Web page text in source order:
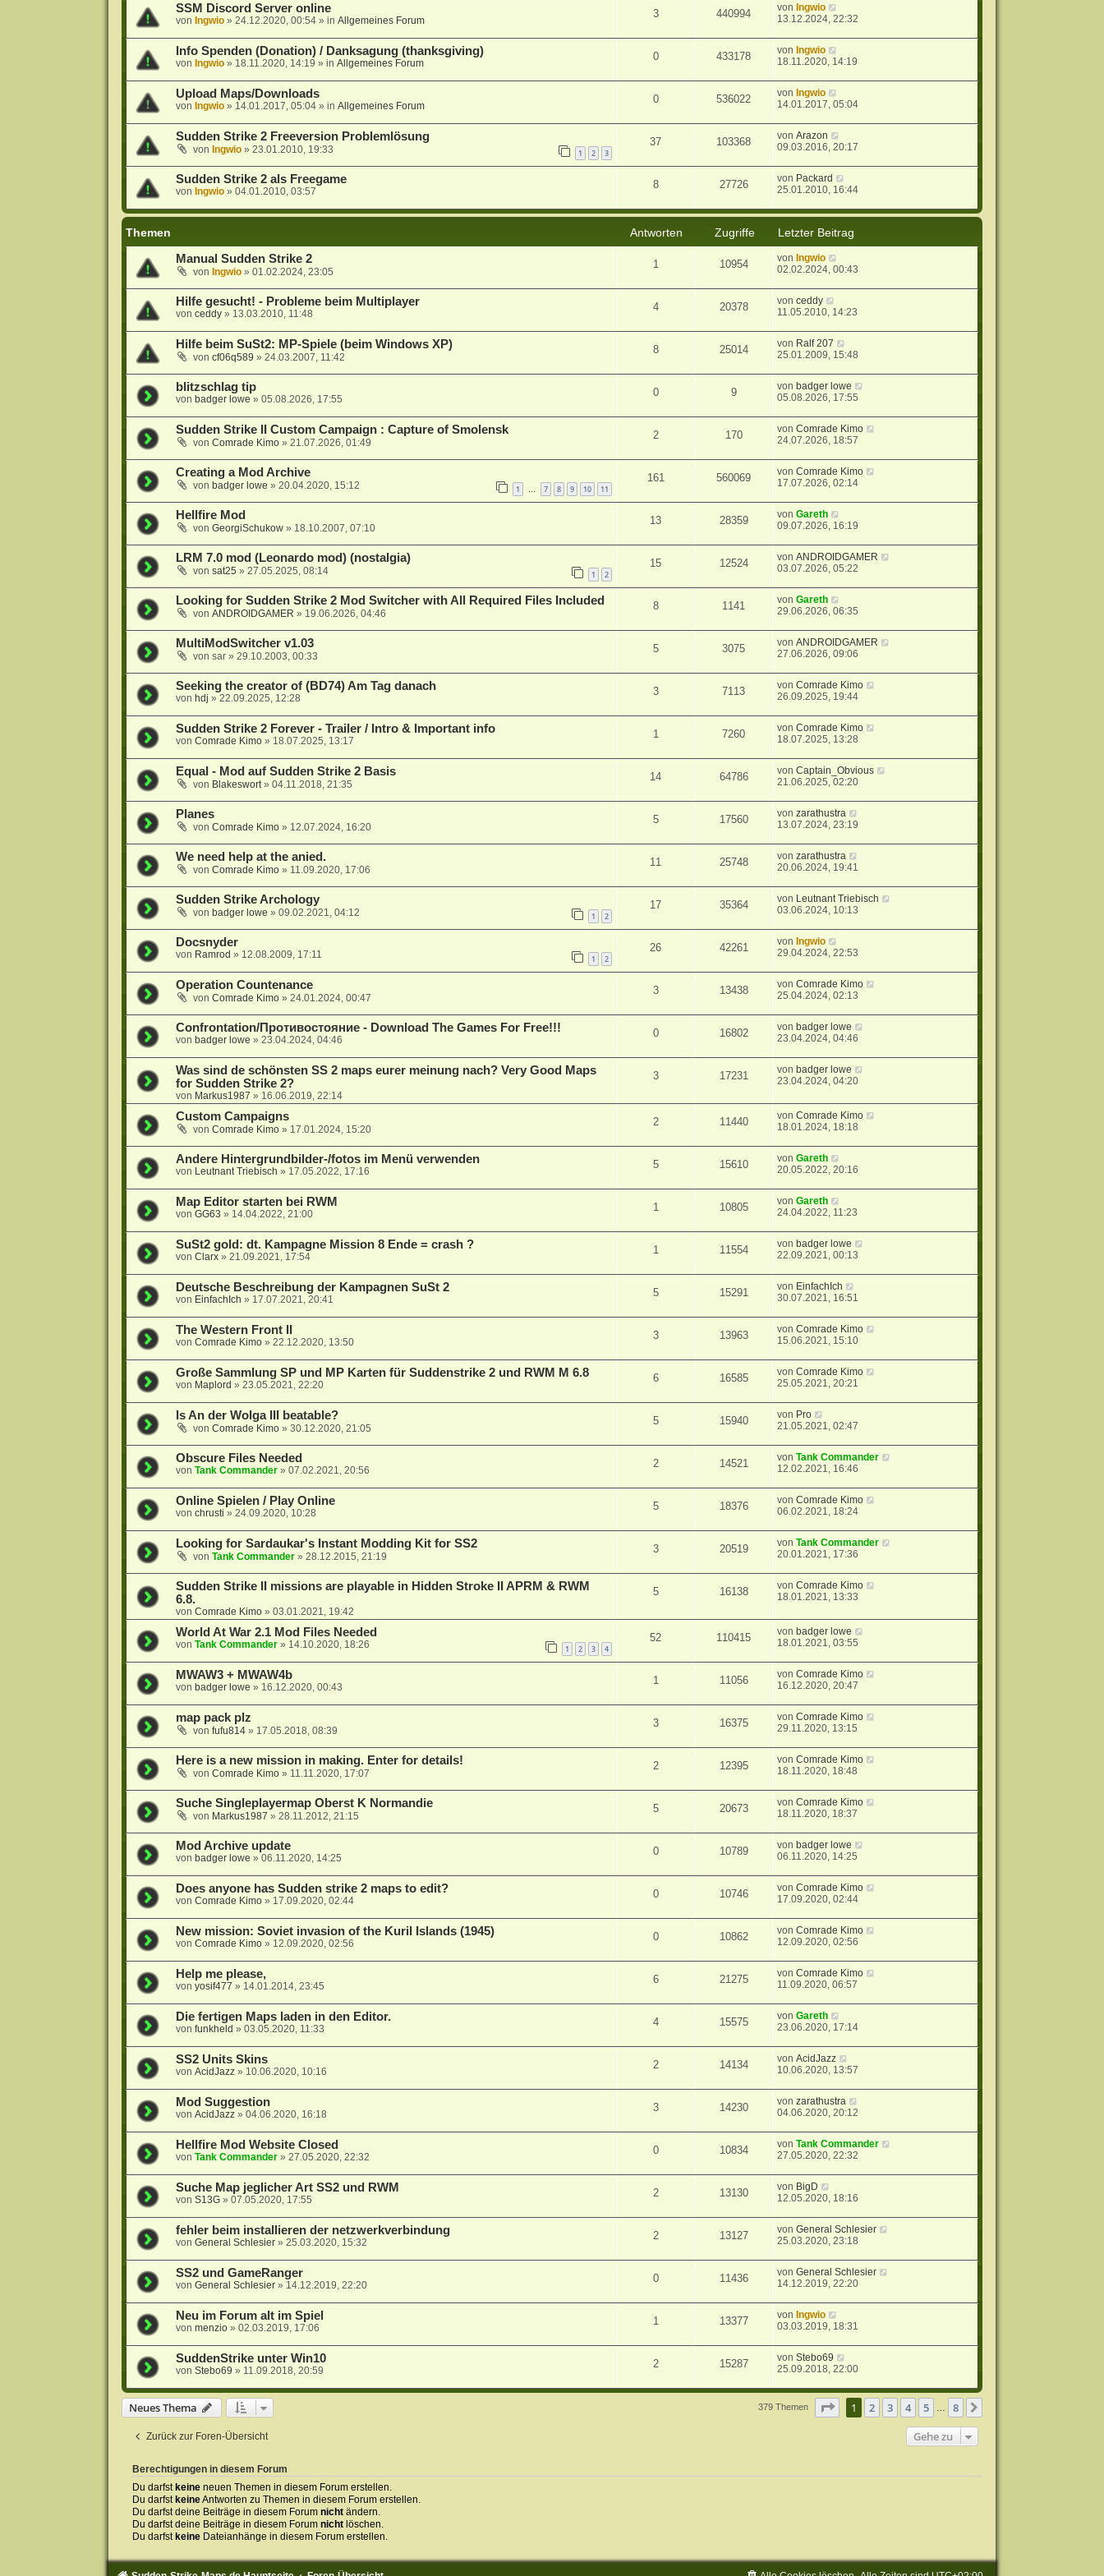
SSM Discord Server online
von Ingwio» 24.12.2020, 00:54» in Allgemeines Forum
3 440994 von Ingwio
13.12.2024, 22:32
Info Spenden (Donation) / Danksagung (thanksgiving)
von Ingwio» 18.11.2020, 14:19 » in Allgemeines Forum
0 433178 von Ingwio
18.11.2020, 14:19
Upload Maps/Downloads
von Ingwio» 14.01.2017, 05:04» in Allgemeines Forum
0 536022 von Ingwio
14.01.2017, 05:04
Sudden Strike 2 Freeversion Problemlösung
von Ingwio» 23.01.2010, 19:33 1 2 3
37 103368 vonArazon
09.03.2016, 20:17
Sudden Strike 2 als Freegame
von Ingwio» 04.01.2010, 03:57
8 27726 von Packard
25.01.2010, 16:44
Themen Antworten Zugriffe
Letzter Beitrag
Manual Sudden Strike 2
von Ingwio» 01.02.2024, 23:05
1 10954 von Ingwio
02.02.2024, 00:43
Hilfe gesucht! - Probleme beim Multiplayer
von ceddy» 13.03.2010, 11:48
4 20378 vonceddy
11.05.2010, 14:23
Hilfe beim SuSt2: MP-Spiele (beim Windows XP)
von cf06q589 » 24.03.2007, 11:42
8 25014 von Ralf 207
25.01.2009, 15:48
blitzschlag tip
von badger lowe » 05.08.2026, 17:55
0 9 von badger lowe
05.08.2026, 17:55
Sudden Strike II Custom Campaign : Capture of Smolensk
von Comrade Kimo» 21.07.2026, 01:49
2 170 vonComrade Kimo
24.07.2026, 18:57
Creating a Mod Archive
von badger lowe » 20.04.2020, 15:12 1 … 7 8 9 10 11
161 560069 vonComrade Kimo
17.07.2026, 02:14
Hellfire Mod
von GeorgiSchukow» 18.10.2007, 07:10
13 28359 vonGareth
09.07.2026, 16:19
LRM 7.0 mod (Leonardo mod) (nostalgia)
von sat25 » 27.05.2025, 08:14 1 2
15 12524 vonANDROIDGAMER
03.07.2026, 05:22
Looking for Sudden Strike 2 Mod Switcher with All Required Files Included
von ANDROIDGAMER » 19.06.2026, 04:46
8 1141 vonGareth
29.06.2026, 06:35
MultiModSwitcher v1.03
von sar» 29.10.2003, 00:33
5 3075 vonANDROIDGAMER
27.06.2026, 09:06
Seeking the creator of (BD74) Am Tag danach
von hdj » 22.09.2025, 12:28
3 7113 vonComrade Kimo
26.09.2025, 19:44
Sudden Strike 2 Forever - Trailer / Intro & Important info
von Comrade Kimo» 18.07.2025, 13:17
1 7260 vonComrade Kimo
18.07.2025, 13:28
Equal - Mod auf Sudden Strike 2 Basis
von Blakeswort» 04.11.2018, 21:35
14 64786 vonCaptain_Obvious
21.06.2025, 02:20
Planes
von Comrade Kimo» 12.07.2024, 16:20
5 17560 vonzarathustra
13.07.2024, 23:19
We need help at the anied.
von Comrade Kimo» 11.09.2020, 17:06
11 25748 vonzarathustra
20.06.2024, 19:41
Sudden Strike Archology
von badger lowe » 09.02.2021, 04:12 1 2
17 35364 von Leutnant Triebisch
03.06.2024, 10:13
Docsnyder
von Ramrod » 12.08.2009, 17:11 1 2
26 42261 von Ingwio
29.04.2024, 22:53
Operation Countenance
von Comrade Kimo» 24.01.2024, 00:47
3 13438 vonComrade Kimo
25.04.2024, 02:13
Confrontation/Противостояние - Download The Games For Free!!!
von badger lowe » 23.04.2024, 04:46
0 16802 von badger lowe
23.04.2024, 04:46
Was sind de schönsten SS 2 maps eurer meinung nach? Very Good Maps
for Sudden Strike 2?
von Markus1987 » 16.06.2019, 22:14
3 17231 von badger lowe
23.04.2024, 04:20
Custom Campaigns
von Comrade Kimo» 17.01.2024, 15:20
2 11440 vonComrade Kimo
18.01.2024, 18:18
Andere Hintergrundbilder-/fotos im Menü verwenden
von Leutnant Triebisch » 17.05.2022, 17:16
5 15610 vonGareth
20.05.2022, 20:16
Map Editor starten bei RWM
von GG63 » 14.04.2022, 21:00
1 10805 vonGareth
24.04.2022, 11:23
SuSt2 gold: dt. Kampagne Mission 8 Ende = crash ?
von Clarx» 21.09.2021, 17:54
1 11554 von badger lowe
22.09.2021, 00:13
Deutsche Beschreibung der Kampagnen SuSt 2
von EinfachIch » 17.07.2021, 20:41
5 15291 von EinfachIch
30.07.2021, 16:51
The Western Front II
von Comrade Kimo» 22.12.2020, 13:50
3 13963 vonComrade Kimo
15.06.2021, 15:10
Große Sammlung SP und MP Karten für Suddenstrike 2 und RWM M 6.8
von Maplord » 23.05.2021, 22:20
6 16585 vonComrade Kimo
25.05.2021, 20:21
Is An der Wolga III beatable?
von Comrade Kimo» 30.12.2020, 21:05
5 15940 von Pro
21.05.2021, 02:47
Obscure Files Needed
von Tank Commander» 07.02.2021, 20:56
2 14521 vonTank Commander
12.02.2021, 16:46
Online Spielen / Play Online
von chrusti » 24.09.2020, 10:28
5 18376 vonComrade Kimo
06.02.2021, 18:24
Looking for Sardaukar's Instant Modding Kit for SS2
von Tank Commander» 28.12.2015, 21:19
3 20519 vonTank Commander
20.01.2021, 17:36
Sudden Strike II missions are playable in Hidden Stroke II APRM & RWM
6.8.
von Comrade Kimo» 03.01.2021, 19:42
5 16138 vonComrade Kimo
18.01.2021, 13:33
World At War 2.1 Mod Files Needed
von Tank Commander» 14.10.2020, 18:26 1 2 3 4
52 110415 von badger lowe
18.01.2021, 03:55
MWAW3 + MWAW4b
von badger lowe » 16.12.2020, 00:43
1 11056 vonComrade Kimo
16.12.2020, 20:47
map pack plz
von fufu814» 17.05.2018, 08:39
3 16375 vonComrade Kimo
29.11.2020, 13:15
Here is a new mission in making. Enter for details!
von Comrade Kimo» 11.11.2020, 17:07
2 12395 vonComrade Kimo
18.11.2020, 18:48
Suche Singleplayermap Oberst K Normandie
von Markus1987 » 28.11.2012, 21:15
5 20673 vonComrade Kimo
18.11.2020, 18:37
Mod Archive update
von badger lowe » 06.11.2020, 14:25
0 10789 von badger lowe
06.11.2020, 14:25
Does anyone has Sudden strike 2 maps to edit?
von Comrade Kimo» 17.09.2020, 02:44
0 10746 vonComrade Kimo
17.09.2020, 02:44
New mission: Soviet invasion of the Kuril Islands (1945)
von Comrade Kimo» 12.09.2020, 02:56
0 10862 vonComrade Kimo
12.09.2020, 02:56
Help me please,
von yosif477 » 14.01.2014, 23:45
6 21275 vonComrade Kimo
11.09.2020, 06:57
Die fertigen Maps laden in den Editor.
von funkheld » 03.05.2020, 11:33
4 15575 vonGareth
23.06.2020, 17:14
SS2 Units Skins
von AcidJazz» 10.06.2020, 10:16
2 14134 vonAcidJazz
10.06.2020, 13:57
Mod Suggestion
von AcidJazz» 04.06.2020, 16:18
3 14230 vonzarathustra
04.06.2020, 20:12
Hellfire Mod Website Closed
von Tank Commander» 27.05.2020, 22:32
0 10834 vonTank Commander
27.05.2020, 22:32
Suche Map jeglicher Art SS2 und RWM
von S13G» 07.05.2020, 17:55
2 13130 von BigD
12.05.2020, 18:16
fehler beim installieren der netzwerkverbindung
von General Schlesier» 25.03.2020, 15:32
2 13127 vonGeneral Schlesier
25.03.2020, 23:18
SS2 und GameRanger
von General Schlesier» 14.12.2019, 22:20
0 11436 vonGeneral Schlesier
14.12.2019, 22:20
Neu im Forum alt im Spiel
von menzio» 02.03.2019, 17:06
1 13377 von Ingwio
03.03.2019, 18:31
SuddenStrike unter Win10
von Stebo69 » 11.09.2018, 20:59
2 15287 vonStebo69
25.09.2018, 22:00
Neues Thema 379 Themen Seite von8
1 2 3 4 5 8
Zurück zur Foren-Übersicht Gehe zu
Berechtigungen in diesem Forum
Du darfst keineneuen Themen in diesem Forum erstellen.
Du darfst keineAntworten zu Themen in diesem Forum erstellen.
Du darfst deine Beiträge in diesem Forum nichtändern.
Du darfst deine Beiträge in diesem Forum nichtlöschen.
Du darfst keineDateianhänge in diesem Forum erstellen.